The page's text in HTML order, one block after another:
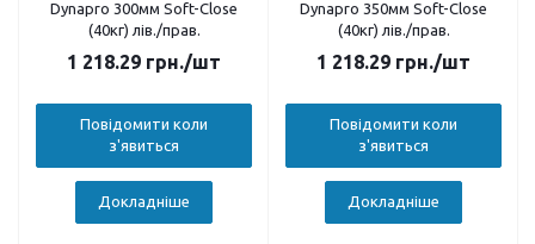
Dynapro 300мм Soft-Close
(40кг) лів./прав.
1 218.29 грн./шт
Повідомити коли
з'явиться
Докладніше
Dynapro 350мм Soft-Close
(40кг) лів./прав.
1 218.29 грн./шт
Повідомити коли
з'явиться
Докладніше